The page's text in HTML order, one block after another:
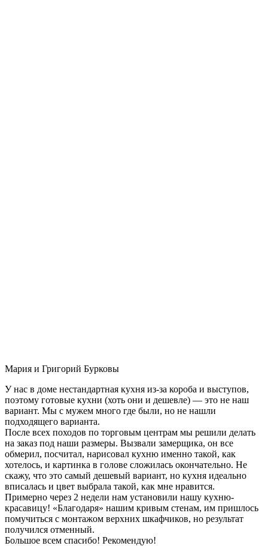
Мария и Григорий Бурковы
У нас в доме нестандартная кухня из-за короба и выступов,
поэтому готовые кухни (хоть они и дешевле) — это не наш
вариант. Мы с мужем много где были, но не нашли
подходящего варианта.
После всех походов по торговым центрам мы решили делать
на заказ под наши размеры. Вызвали замерщика, он все
обмерил, посчитал, нарисовал кухню именно такой, как
хотелось, и картинка в голове сложилась окончательно. Не
скажу, что это самый дешевый вариант, но кухня идеально
вписалась и цвет выбрала такой, как мне нравится.
Примерно через 2 недели нам установили нашу кухню-
красавицу! «Благодаря» нашим кривым стенам, им пришлось
помучиться с монтажом верхних шкафчиков, но результат
получился отменный.
Большое всем спасибо! Рекомендую!